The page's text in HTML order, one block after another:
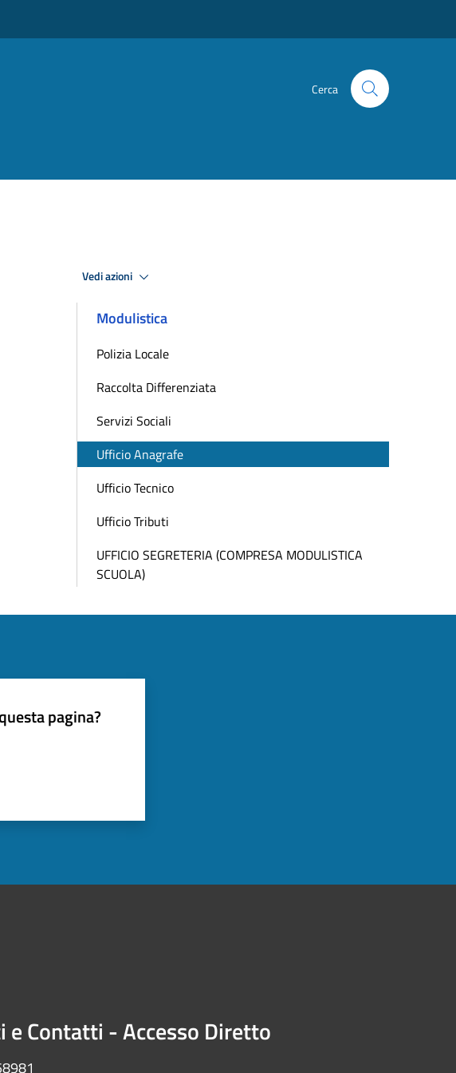
Cerca
Vedi azioni
Modulistica
Polizia Locale
Raccolta Differenziata
Servizi Sociali
Ufficio Anagrafe
Ufficio Tecnico
Ufficio Tributi
UFFICIO SEGRETERIA (COMPRESA MODULISTICA
SCUOLA)
pagina?
e Contatti - Accesso Diretto